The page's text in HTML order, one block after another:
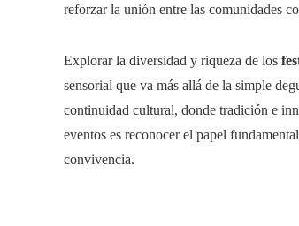
reforzar la unión entre las comunidades
Explorar la diversidad y riqueza de los
sensorial que va más allá de la simple
continuidad cultural, donde tradición e
eventos es reconocer el papel
convivencia.